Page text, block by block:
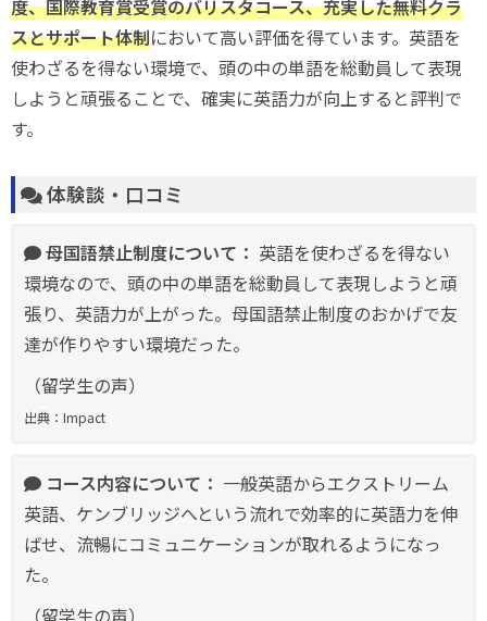
度、国際教育賞受賞のバリスタコース、充実した無料クラ
スとサポート体制において高い評価を得ています。英語を
使わざるを得ない環境で、頭の中の単語を総動員して表現
しようと頑張ることで、確実に英語力が向上すると評判で
す。
体験談・口コミ
母国語禁止制度について： 英語を使わざるを得ない
環境なので、頭の中の単語を総動員して表現しようと頑
張り、英語力が上がった。母国語禁止制度のおかげで友
達が作りやすい環境だった。
（留学生の声）
出典：Impact
コース内容について： 一般英語からエクストリーム
英語、ケンブリッジへという流れで効率的に英語力を伸
ばせ、流暢にコミュニケーションが取れるようになっ
た。
（留学生の声）